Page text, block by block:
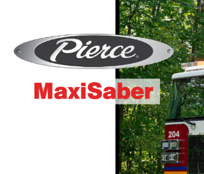
Camions en inventaire usagésINSPECTION D’ÉCHELLES
CERTIFIÉES NFPA